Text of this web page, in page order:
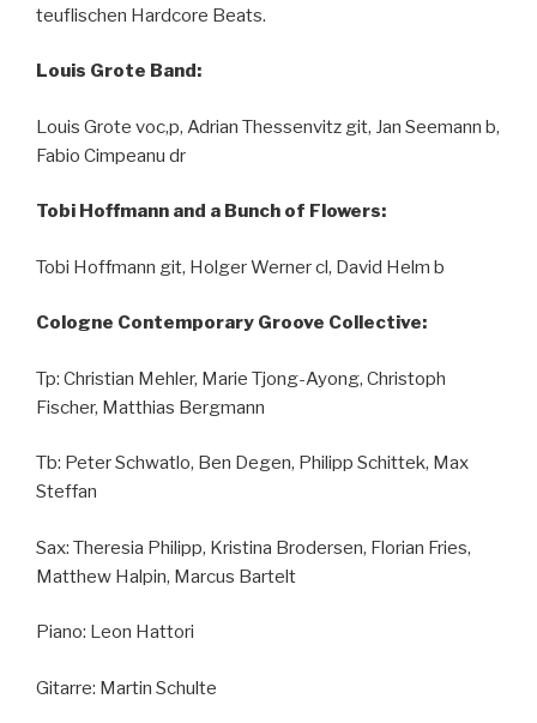
teuflischen Hardcore Beats.
Louis Grote Band:
Louis Grote voc,p, Adrian Thessenvitz git, Jan Seemann b,
Fabio Cimpeanu dr
Tobi Hoffmann and a Bunch of Flowers:
Tobi Hoffmann git, Holger Werner cl, David Helm b
Cologne Contemporary Groove Collective:
Tp: Christian Mehler, Marie Tjong-Ayong, Christoph
Fischer, Matthias Bergmann
Tb: Peter Schwatlo, Ben Degen, Philipp Schittek, Max
Steffan
Sax: Theresia Philipp, Kristina Brodersen, Florian Fries,
Matthew Halpin, Marcus Bartelt
Piano: Leon Hattori
Gitarre: Martin Schulte